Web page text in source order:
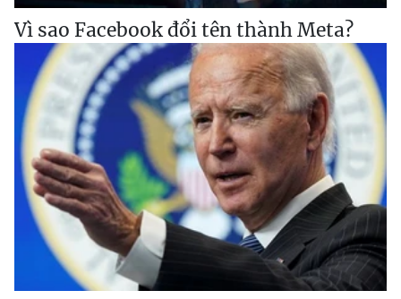
Vì sao Facebook đổi tên thành Meta?